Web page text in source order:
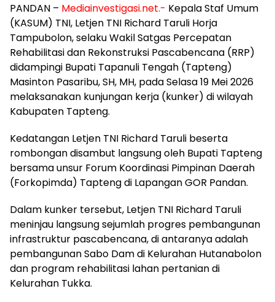
PANDAN – Mediainvestigasi.net.- Kepala Staf Umum
(KASUM) TNI, Letjen TNI Richard Taruli Horja
Tampubolon, selaku Wakil Satgas Percepatan
Rehabilitasi dan Rekonstruksi Pascabencana (RRP)
didampingi Bupati Tapanuli Tengah (Tapteng)
Masinton Pasaribu, SH, MH, pada Selasa 19 Mei 2026
melaksanakan kunjungan kerja (kunker) di wilayah
Kabupaten Tapteng.
Kedatangan Letjen TNI Richard Taruli beserta
rombongan disambut langsung oleh Bupati Tapteng
bersama unsur Forum Koordinasi Pimpinan Daerah
(Forkopimda) Tapteng di Lapangan GOR Pandan.
Dalam kunker tersebut, Letjen TNI Richard Taruli
meninjau langsung sejumlah progres pembangunan
infrastruktur pascabencana, di antaranya adalah
pembangunan Sabo Dam di Kelurahan Hutanabolon
dan program rehabilitasi lahan pertanian di
Kelurahan Tukka.